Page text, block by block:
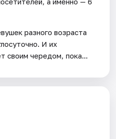
разного возраста
И их
своим чередом, пока...